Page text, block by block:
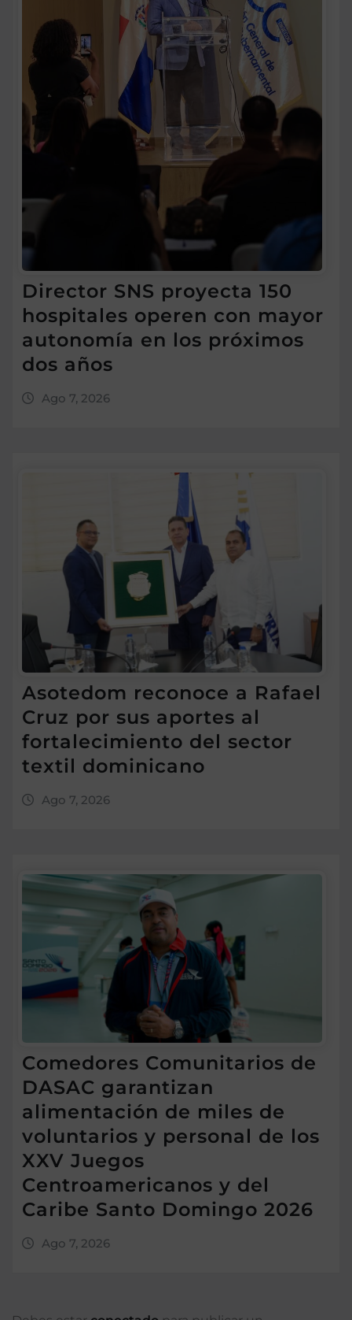
Director SNS proyecta 150
hospitales operen con mayor
autonomía en los próximos
dos años
Ago 7, 2026
Asotedom reconoce a Rafael
Cruz por sus aportes al
fortalecimiento del sector
textil dominicano
Ago 7, 2026
Comedores Comunitarios de
DASAC garantizan
alimentación de miles de
voluntarios y personal de los
XXV Juegos
Centroamericanos y del
Caribe Santo Domingo 2026
Ago 7, 2026